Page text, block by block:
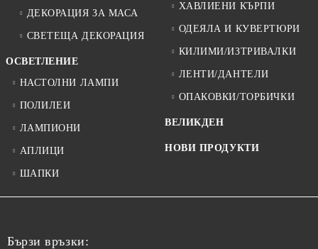
ДЕКОРАЦИЯ ЗА МАСА
СВЕТЕЩА ДЕКОРАЦИЯ
ОСВЕТЛЕНИЕ
НАСТОЛНИ ЛАМПИ
ПОЛИЛЕИ
ЛАМПИОНИ
АПЛИЦИ
ШАПКИ
ХАВЛИЕНИ КЪРПИ
ОДЕЯЛА И КУВЕРТЮРИ
КИЛИМИ/ИЗТРИВАЛКИ
ЛЕНТИ/ДАНТЕЛИ
ОПАКОВКИ/ТОРБИЧКИ
ВЕЛИКДЕН
НОВИ ПРОДУКТИ
Бързи връзки: